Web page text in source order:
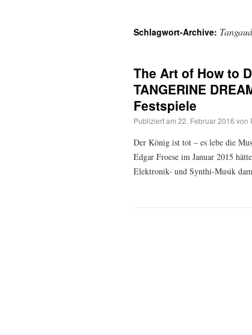
Schlagwort-Archive:
The Art of How to
TANGERINE
Festspiele
Publiziert am 22. Februar 2016 von
Der König ist tot – es lebe die
Edgar Froese im Januar 2015
Elektronik- und Synthi-Musik